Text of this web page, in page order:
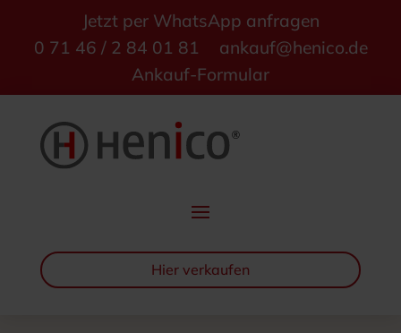
Jetzt per WhatsApp anfragen
0 71 46 / 2 84 01 81
ankauf@henico.de
Ankauf-Formular
Hier verkaufen